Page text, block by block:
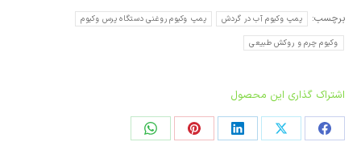
برچسب: پمپ وکیوم آب در گردش
پمپ وکیوم روغنی دستگاه پرس وکیوم
وکیوم چرم و روکش طبیعی
اشتراک گذاری این محصول
اشتراک اشتراک اشتراک